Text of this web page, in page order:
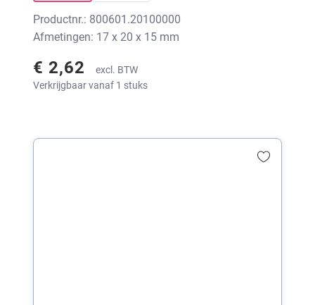
Productnr.: 800601.20100000
Afmetingen: 17 x 20 x 15 mm
€ 2,62
excl. BTW
Verkrijgbaar vanaf 1 stuks